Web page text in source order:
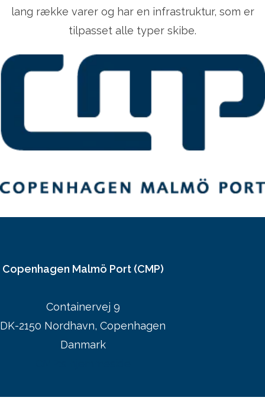
lang række varer og har en infrastruktur, som er
tilpasset alle typer skibe.
Copenhagen Malmö Port (CMP)
Containervej 9
DK-2150 Nordhavn, Copenhagen
Danmark